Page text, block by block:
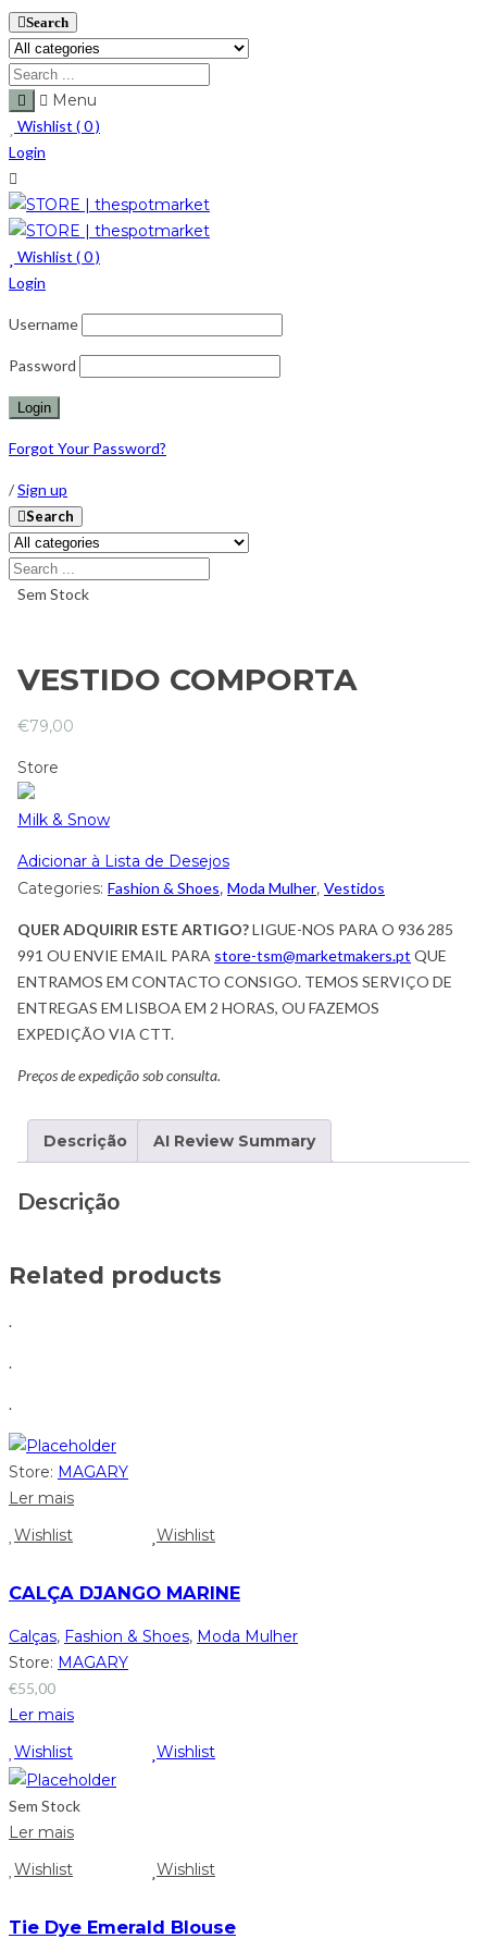
Search
Menu
Wishlist (0)
Login
Wishlist (0)
Login
Username
Password
Forgot Your Password?
/Sign up
Search
Sem Stock
VESTIDO COMPORTA
€79,00
Store
Milk & Snow
Adicionar à Lista de Desejos
Categories: Fashion & Shoes, Moda Mulher, Vestidos
QUER ADQUIRIR ESTE ARTIGO?LIGUE-NOS PARA O 936 285
991 OU ENVIE EMAIL PARA store-tsm@marketmakers.pt QUE
ENTRAMOS EM CONTACTO CONSIGO. TEMOS SERVIÇO DE
ENTREGAS EM LISBOA EM 2 HORAS, OU FAZEMOS
EXPEDIÇÃO VIA CTT.
Preços de expedição sob consulta.
Descrição AI Review Summary
Descrição
Related products
.
.
.
Store: MAGARY
Ler mais
Wishlist
Wishlist
CALÇA DJANGO MARINE
Calças, Fashion & Shoes, Moda Mulher
Store: MAGARY
€55,00
Ler mais
Wishlist
Wishlist
Sem Stock
Ler mais
Wishlist
Wishlist
Tie Dye Emerald Blouse